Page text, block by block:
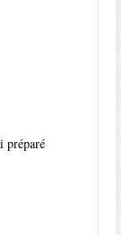
préparé